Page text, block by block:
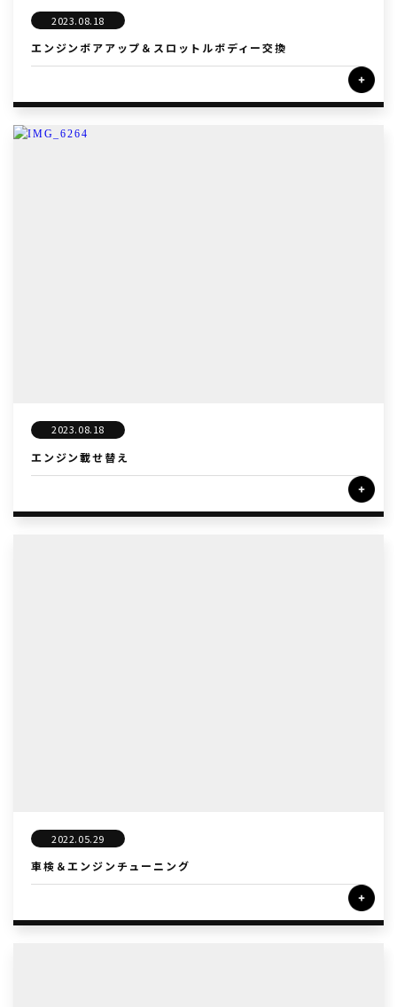
2023.08.18
エンジンボアアップ＆スロットルボディー交換
2023.08.18
エンジン載せ替え
2022.05.29
車検＆エンジンチューニング